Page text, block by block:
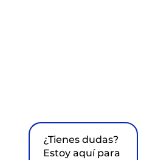
¿Tienes dudas?
Estoy aquí para